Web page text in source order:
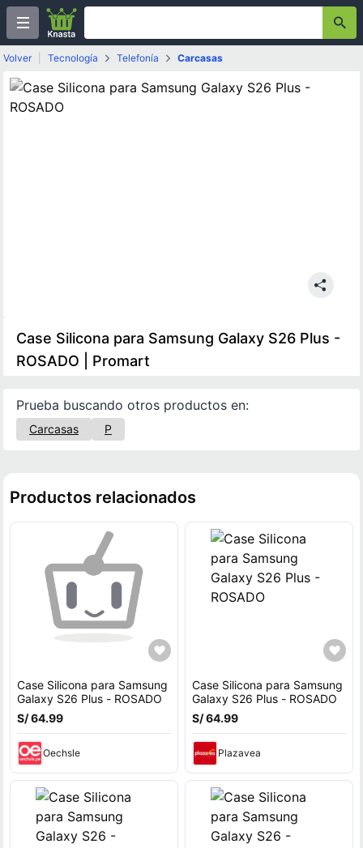
Volver Tecnología Telefonía Carcasas
Case Silicona para Samsung Galaxy S26 Plus -
ROSADO | Promart
Prueba buscando otros productos en:
Carcasas P
Productos relacionados
Case Silicona para Samsung
Galaxy S26 Plus - ROSADO
S/ 64.99
Oechsle
Case Silicona para Samsung
Galaxy S26 Plus - ROSADO
S/ 64.99
Plazavea